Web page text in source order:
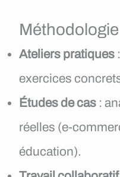
Méthodologie
Ateliers pratiques
exercices
Études de cas :
réelles (e-
éducation).